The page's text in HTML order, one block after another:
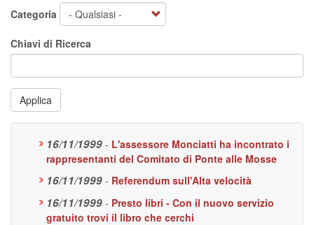
Categoria
Chiavi di Ricerca
Applica
16/11/1999 - L'assessore Monciatti ha incontrato i
rappresentanti del Comitato di Ponte alle Mosse
16/11/1999 - Referendum sull'Alta velocità
16/11/1999 - Presto libri - Con il nuovo servizio
gratuito trovi il libro che cerchi